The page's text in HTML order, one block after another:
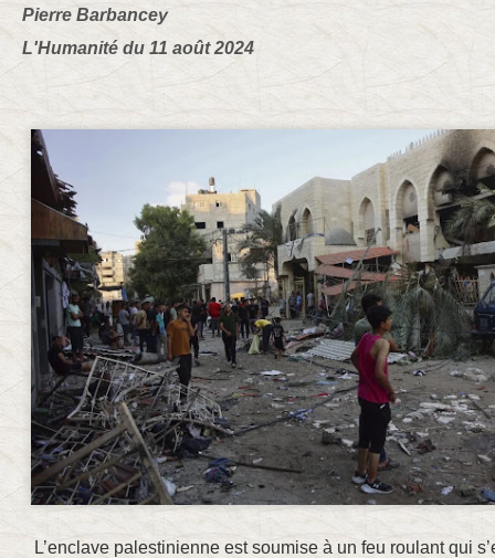
Pierre Barbancey
L'Humanité du 11 août 2024
L’enclave palestinienne est soumise à un feu roulant qui